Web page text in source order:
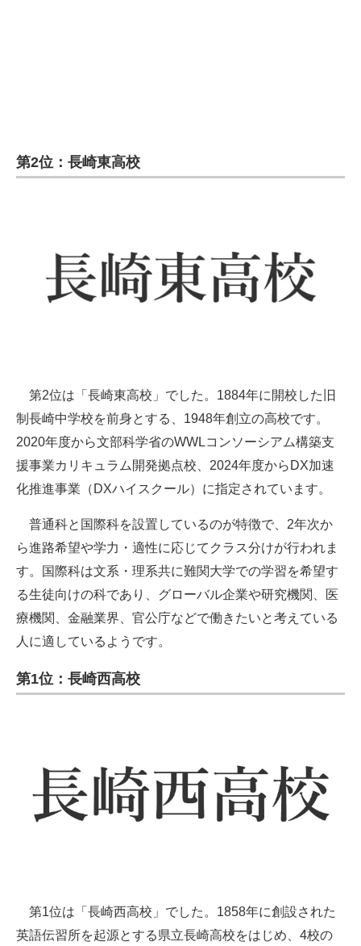
第2位：長崎東高校
第2位は「長崎東高校」でした。1884年に開校した旧
制長崎中学校を前身とする、1948年創立の高校です。
2020年度から文部科学省のWWLコンソーシアム構築支
援事業カリキュラム開発拠点校、2024年度からDX加速
化推進事業（DXハイスクール）に指定されています。
普通科と国際科を設置しているのが特徴で、2年次か
ら進路希望や学力・適性に応じてクラス分けが行われま
す。国際科は文系・理系共に難関大学での学習を希望す
る生徒向けの科であり、グローバル企業や研究機関、医
療機関、金融業界、官公庁などで働きたいと考えている
人に適しているようです。
第1位：長崎西高校
第1位は「長崎西高校」でした。1858年に創設された
英語伝習所を起源とする県立長崎高校をはじめ、4校の